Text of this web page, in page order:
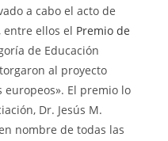
a cabo el acto de
entre ellos el Premio de
de Educación
al proyecto
europeos». El premio lo
Dr. Jesús M.
nombre de todas las